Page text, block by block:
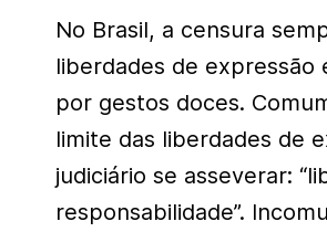
No Brasil, a censura
liberdades de
por gestos doces.
limite das liberdades de
judiciário se asseverar:
responsabilidade”.